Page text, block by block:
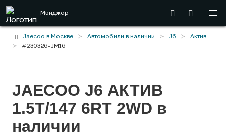
Мэйджор
Jaecoo в Москве Автомобили в наличии J6
Актив
#230326-JM16
JAECOO J6 АКТИВ
1.5T/147 6RT 2WD в
наличии